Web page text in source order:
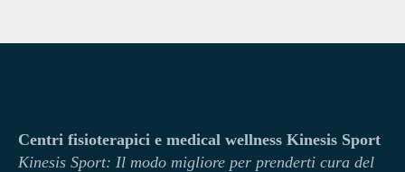
Centri fisioterapici e medical wellness Kinesis Sport
Kinesis Sport: Il modo migliore per prenderti cura del